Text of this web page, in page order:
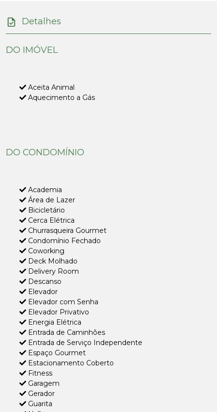
Detalhes
DO IMÓVEL
Aceita Animal
Aquecimento a Gás
DO CONDOMÍNIO
Academia
Área de Lazer
Bicicletário
Cerca Elétrica
Churrasqueira Gourmet
Condomínio Fechado
Coworking
Deck Molhado
Delivery Room
Descanso
Elevador
Elevador com Senha
Elevador Privativo
Energia Elétrica
Entrada de Caminhões
Entrada de Serviço Independente
Espaço Gourmet
Estacionamento Coberto
Fitness
Garagem
Gerador
Guarita